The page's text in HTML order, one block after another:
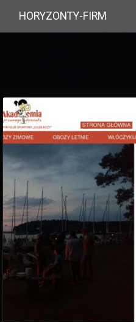
HORYZONTY-FIRM